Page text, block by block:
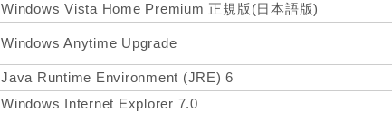
Windows Vista Home Premium 正規版(日本語版)
Windows Anytime Upgrade
Java Runtime Environment (JRE) 6
Windows Internet Explorer 7.0